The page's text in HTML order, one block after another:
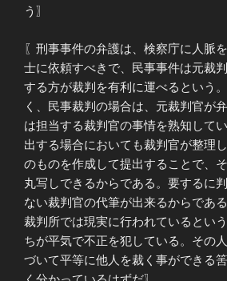
う〗
〖刑事事件の弁護は、検察庁に人脈
士に依頼すべきで、民事事件は元裁
する方が裁判を有利に運べるという
く、民事裁判の場合は、元裁判官が
は担当する裁判官の事情を熟知して
出する場合においても裁判官が整理
のものを作成して提出することで、
丸写しできるからである。要するに
ない裁判官の代筆が出来るからであ
裁判所では現実に行われているとい
ちが平気で不正を犯している。その
づいて平等に他人を裁く事ができる